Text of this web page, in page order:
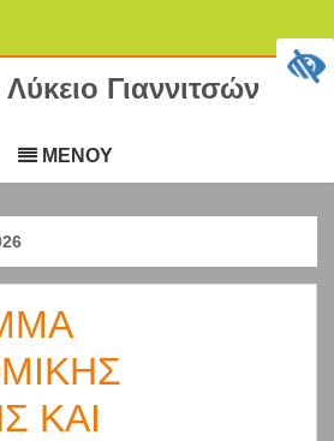
Γιαννιτσών
σε
περιεχόμενο
ΜΕΝΟΥ
ΚΑΙ